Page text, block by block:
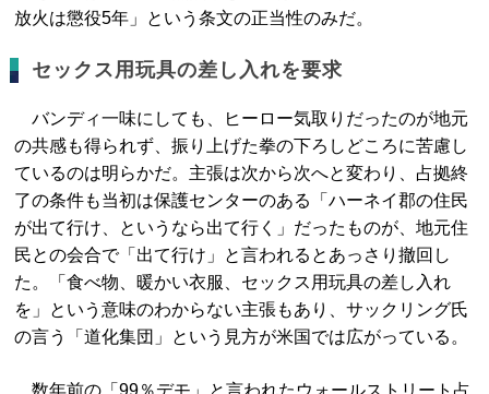
放火は懲役5年」という条文の正当性のみだ。
セックス用玩具の差し入れを要求
バンディ一味にしても、ヒーロー気取りだったのが地元
の共感も得られず、振り上げた拳の下ろしどころに苦慮し
ているのは明らかだ。主張は次から次へと変わり、占拠終
了の条件も当初は保護センターのある「ハーネイ郡の住民
が出て行け、というなら出て行く」だったものが、地元住
民との会合で「出て行け」と言われるとあっさり撤回し
た。「食べ物、暖かい衣服、セックス用玩具の差し入れ
を」という意味のわからない主張もあり、サックリング氏
の言う「道化集団」という見方が米国では広がっている。
数年前の「99％デモ」と言われたウォールストリート占